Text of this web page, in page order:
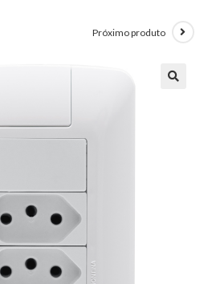
Próximo produto